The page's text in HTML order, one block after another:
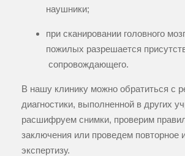
наушники;
при сканировании головного
пожилых разрешается
сопровождающего.
В нашу клинику можно обратиться с
диагностики, выполненной в других
расшифруем снимки, проверим
заключения или проведем повторное
экспертизу.